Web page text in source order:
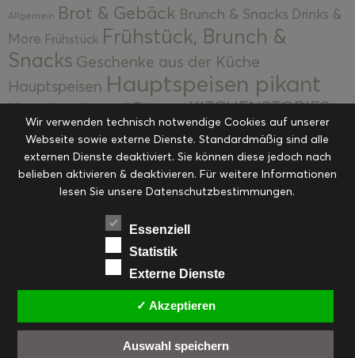
Allgemein Brot & Gebäck Brunch & Snacks Drinks &
More Frühstück Frühstück, Brunch &
Snacks Geschenke aus der Küche
Hauptspeisen Hauptspeisen pikant
Hauptspeisen süßKekseKITCHENSTORIES
Kuchen, Torten & Desserts Kuchen und
Desserts Kulinarik Kulinarische Mitbringsel &
Eingemachtes Ohne Kategorie Ostern Resteküche
RezepteSaisonalSliderStartseite
Suppen, Salate & Vorspeisen
Vorspeisen, Salate & Suppen
Weihnachten Workshops & Events
Wir verwenden technisch notwendige Cookies auf unserer
Webseite sowie externe Dienste. Standardmäßig sind alle
externen Dienste deaktiviert. Sie können diese jedoch nach
belieben aktivieren & deaktivieren. Für weitere Informationen
lesen Sie unsere Datenschutzbestimmungen.
Essenziell
Statistik
Externe Dienste
✓ Akzeptieren
Auswahl speichern